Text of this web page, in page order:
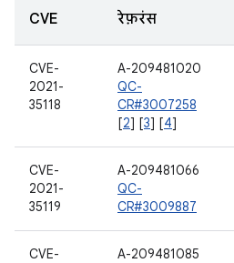
CVE रेफ़रंस
CVE-
2021-
35118
A-209481020
QC-
CR#3007258
[2] [3] [4]
CVE-
2021-
35119
A-209481066
QC-
CR#3009887
CVE-
A-209481085